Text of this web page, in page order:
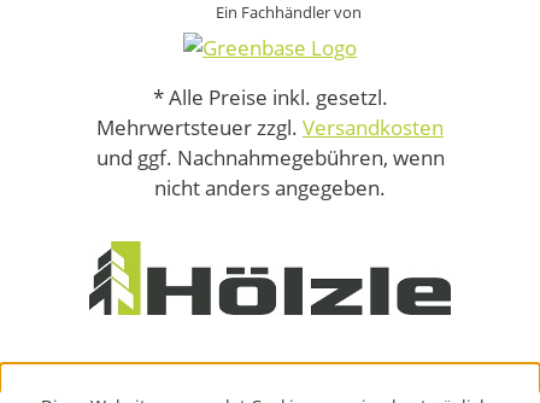
Ein Fachhändler von
* Alle Preise inkl. gesetzl.
Mehrwertsteuer zzgl. Versandkosten
und ggf. Nachnahmegebühren, wenn
nicht anders angegeben.